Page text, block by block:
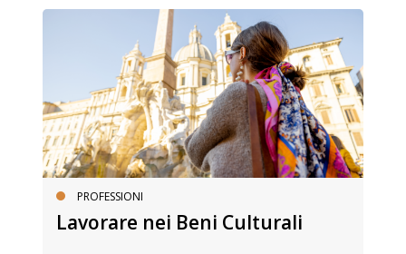
PROFESSIONI
Lavorare nei Beni Culturali